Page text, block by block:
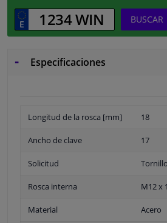
BUSCAR
Especificaciones
Longitud de la rosca [mm] 18
Ancho de clave 17
Solicitud Tornillo
Rosca interna M12 x
Material Acero